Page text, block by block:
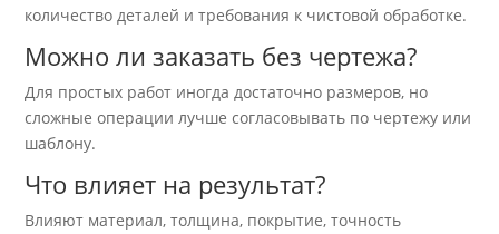
количество деталей и требования к чистовой обработке.
Можно ли заказать без чертежа?
Для простых работ иногда достаточно размеров, но
сложные операции лучше согласовывать по чертежу или
шаблону.
Что влияет на результат?
Влияют материал, толщина, покрытие, точность